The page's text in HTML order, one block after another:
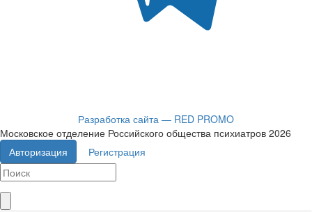
Разработка сайта — RED PROMO
Московское отделение Российского общества психиатров 2026
Авторизация
Регистрация